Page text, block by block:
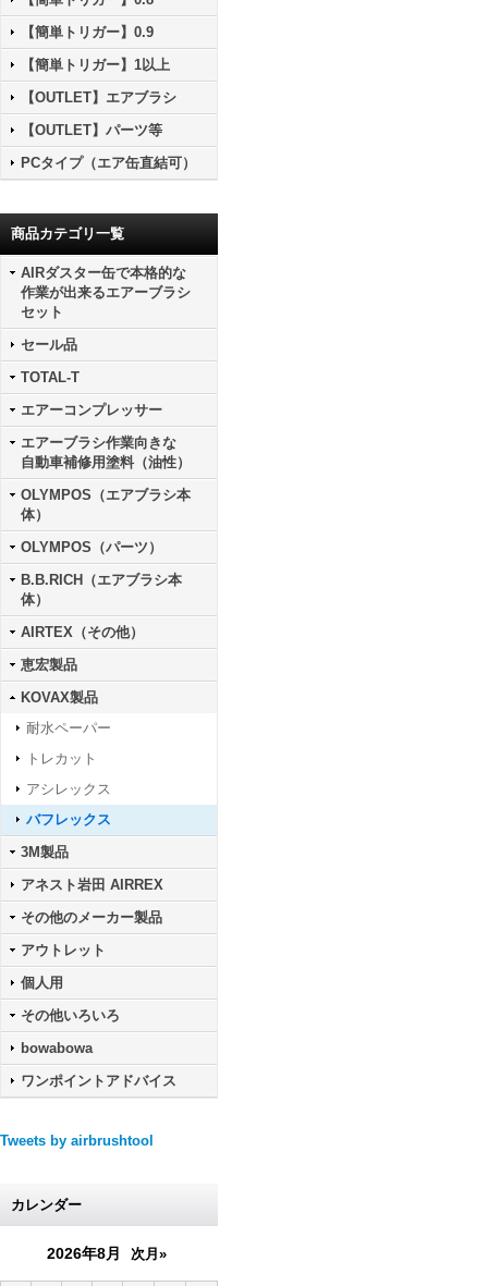
【簡単トリガー】0.9
【簡単トリガー】1以上
【OUTLET】エアブラシ
【OUTLET】パーツ等
PCタイプ（エア缶直結可）
商品カテゴリ一覧
AIRダスター缶で本格的な
作業が出来るエアーブラシ
セット
セール品
TOTAL-T
エアーコンプレッサー
エアーブラシ作業向きな
自動車補修用塗料（油性）
OLYMPOS（エアブラシ本
体）
OLYMPOS（パーツ）
B.B.RICH（エアブラシ本
体）
AIRTEX（その他）
恵宏製品
KOVAX製品
耐水ペーパー
トレカット
アシレックス
バフレックス
3M製品
アネスト岩田 AIRREX
その他のメーカー製品
アウトレット
個人用
その他いろいろ
bowabowa
ワンポイントアドバイス
Tweets by airbrushtool
カレンダー
2026年8月 次月»